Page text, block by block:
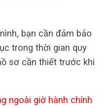
bạn cần đảm bảo
trong thời gian quy
sơ cần thiết trước khi
ngoài giờ hành chính